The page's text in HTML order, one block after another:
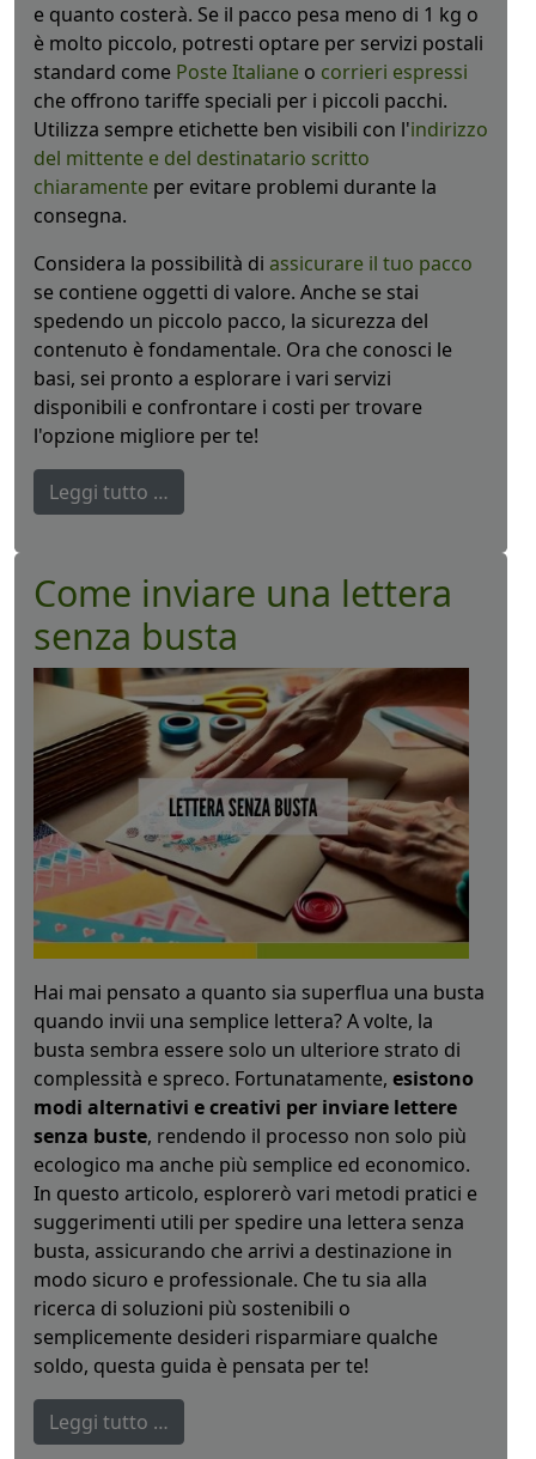
e quanto costerà. Se il pacco pesa meno di 1 kg o
è molto piccolo, potresti optare per servizi postali
standard come Poste Italiane o corrieri espressi
che offrono tariffe speciali per i piccoli pacchi.
Utilizza sempre etichette ben visibili con l'indirizzo
del mittente e del destinatario scritto
chiaramente per evitare problemi durante la
consegna.
Considera la possibilità di assicurare il tuo pacco
se contiene oggetti di valore. Anche se stai
spedendo un piccolo pacco, la sicurezza del
contenuto è fondamentale. Ora che conosci le
basi, sei pronto a esplorare i vari servizi
disponibili e confrontare i costi per trovare
l'opzione migliore per te!
Leggi tutto …
Come inviare una lettera
senza busta
Hai mai pensato a quanto sia superflua una busta
quando invii una semplice lettera? A volte, la
busta sembra essere solo un ulteriore strato di
complessità e spreco. Fortunatamente, esistono
modi alternativi e creativi per inviare lettere
senza buste, rendendo il processo non solo più
ecologico ma anche più semplice ed economico.
In questo articolo, esplorerò vari metodi pratici e
suggerimenti utili per spedire una lettera senza
busta, assicurando che arrivi a destinazione in
modo sicuro e professionale. Che tu sia alla
ricerca di soluzioni più sostenibili o
semplicemente desideri risparmiare qualche
soldo, questa guida è pensata per te!
Leggi tutto …